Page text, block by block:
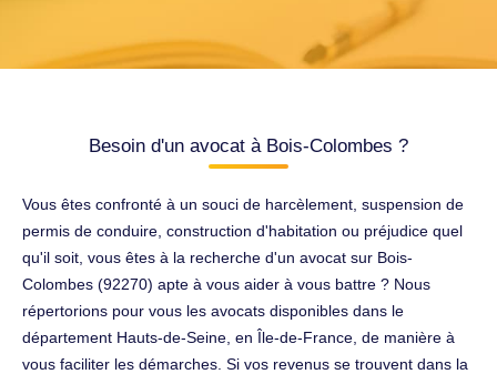
Besoin d'un avocat à Bois-Colombes ?
Vous êtes confronté à un souci de harcèlement, suspension de
permis de conduire, construction d'habitation ou préjudice quel
qu'il soit, vous êtes à la recherche d'un avocat sur Bois-
Colombes (92270) apte à vous aider à vous battre ? Nous
répertorions pour vous les avocats disponibles dans le
département Hauts-de-Seine, en Île-de-France, de manière à
vous faciliter les démarches. Si vos revenus se trouvent dans la